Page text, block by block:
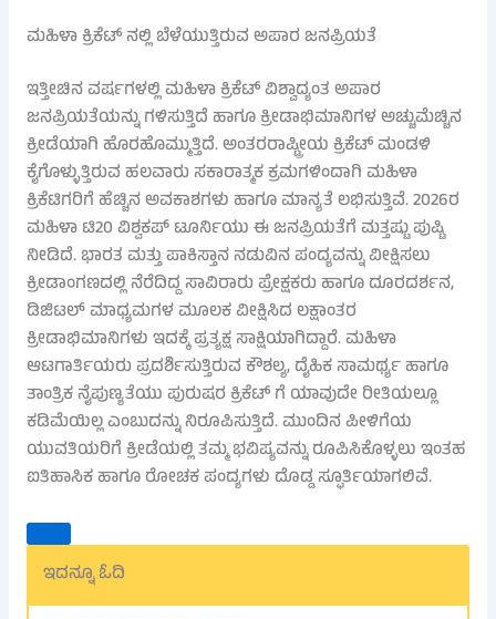
ಮಹಿಳಾ ಕ್ರಿಕೆಟ್ ನಲ್ಲಿ ಬೆಳೆಯುತ್ತಿರುವ ಅಪಾರ ಜನಪ್ರಿಯತೆ
ಇತ್ತೀಚಿನ ವರ್ಷಗಳಲ್ಲಿ ಮಹಿಳಾ ಕ್ರಿಕೆಟ್ ವಿಶ್ವಾದ್ಯಂತ ಅಪಾರ
ಜನಪ್ರಿಯತೆಯನ್ನು ಗಳಿಸುತ್ತಿದೆ ಹಾಗೂ ಕ್ರೀಡಾಭಿಮಾನಿಗಳ ಅಚ್ಚುಮೆಚ್ಚಿನ
ಕ್ರೀಡೆಯಾಗಿ ಹೊರಹೊಮ್ಮುತ್ತಿದೆ. ಅಂತರರಾಷ್ಟ್ರೀಯ ಕ್ರಿಕೆಟ್ ಮಂಡಳಿ
ಕೈಗೊಳ್ಳುತ್ತಿರುವ ಹಲವಾರು ಸಕಾರಾತ್ಮಕ ಕ್ರಮಗಳಿಂದಾಗಿ ಮಹಿಳಾ
ಕ್ರಿಕೆಟಿಗರಿಗೆ ಹೆಚ್ಚಿನ ಅವಕಾಶಗಳು ಹಾಗೂ ಮಾನ್ಯತೆ ಲಭಿಸುತ್ತಿವೆ. 2026ರ
ಮಹಿಳಾ ಟಿ20 ವಿಶ್ವಕಪ್ ಟೂರ್ನಿಯು ಈ ಜನಪ್ರಿಯತೆಗೆ ಮತ್ತಷ್ಟು ಪುಷ್ಟಿ
ನೀಡಿದೆ. ಭಾರತ ಮತ್ತು ಪಾಕಿಸ್ತಾನ ನಡುವಿನ ಪಂದ್ಯವನ್ನು ವೀಕ್ಷಿಸಲು
ಕ್ರೀಡಾಂಗಣದಲ್ಲಿ ನೆರೆದಿದ್ದ ಸಾವಿರಾರು ಪ್ರೇಕ್ಷಕರು ಹಾಗೂ ದೂರದರ್ಶನ,
ಡಿಜಿಟಲ್ ಮಾಧ್ಯಮಗಳ ಮೂಲಕ ವೀಕ್ಷಿಸಿದ ಲಕ್ಷಾಂತರ
ಕ್ರೀಡಾಭಿಮಾನಿಗಳು ಇದಕ್ಕೆ ಪ್ರತ್ಯಕ್ಷ ಸಾಕ್ಷಿಯಾಗಿದ್ದಾರೆ. ಮಹಿಳಾ
ಆಟಗಾರ್ತಿಯರು ಪ್ರದರ್ಶಿಸುತ್ತಿರುವ ಕೌಶಲ್ಯ, ದೈಹಿಕ ಸಾಮರ್ಥ್ಯ ಹಾಗೂ
ತಾಂತ್ರಿಕ ನೈಪುಣ್ಯತೆಯು ಪುರುಷರ ಕ್ರಿಕೆಟ್ ಗೆ ಯಾವುದೇ ರೀತಿಯಲ್ಲೂ
ಕಡಿಮೆಯಿಲ್ಲ ಎಂಬುದನ್ನು ನಿರೂಪಿಸುತ್ತಿದೆ. ಮುಂದಿನ ಪೀಳಿಗೆಯ
ಯುವತಿಯರಿಗೆ ಕ್ರೀಡೆಯಲ್ಲಿ ತಮ್ಮ ಭವಿಷ್ಯವನ್ನು ರೂಪಿಸಿಕೊಳ್ಳಲು ಇಂತಹ
ಐತಿಹಾಸಿಕ ಹಾಗೂ ರೋಚಕ ಪಂದ್ಯಗಳು ದೊಡ್ಡ ಸ್ಫೂರ್ತಿಯಾಗಲಿವೆ.
ಇದನ್ನೂ ಓದಿ